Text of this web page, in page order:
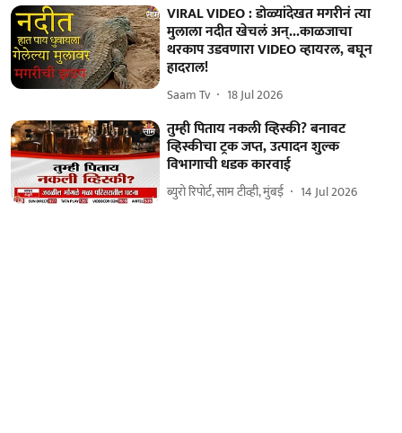
VIRAL VIDEO : डोळ्यांदेखत मगरीनं त्या
मुलाला नदीत खेचलं अन्...काळजाचा
थरकाप उडवणारा VIDEO व्हायरल, बघून
हादराल!
Saam Tv 18 Jul 2026
तुम्ही पिताय नकली व्हिस्की? बनावट
व्हिस्कीचा ट्रक जप्त, उत्पादन शुल्क
विभागाची धडक कारवाई
ब्युरो रिपोर्ट, साम टीव्ही, मुंबई 14 Jul 2026